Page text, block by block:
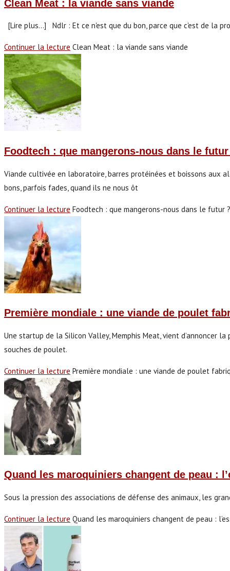
Clean Meat : la viande sans viande
[Lire plus...] Ndlr : Et ce n'est que du bon, parce que c'est de la
Continuer la lecture Clean Meat : la viande sans viande
Foodtech : que mangerons-nous dans le
Viande cultivée en laboratoire, barres protéinées et boissons aux
bons, parfois fades, quand ils ne nous ôt
Continuer la lecture Foodtech : que mangerons-nous dans le futur ?
Première mondiale : une viande de poulet
Une startup de la Silicon Valley, Memphis Meat, vient
souches de poulet.
Continuer la lecture Première mondiale : une viande de poulet
Quand les maroquiniers changent de peau :
Sous la pression des associations de défense des animaux, les
Continuer la lecture Quand les maroquiniers changent de peau :